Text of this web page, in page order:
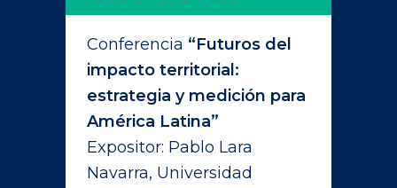
Conferencia “Futuros del
impacto territorial:
estrategia y medición para
América Latina”
Expositor: Pablo Lara
Navarra, Universidad